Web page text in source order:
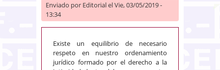
Enviado por Editorialel Vie, 03/05/2019 -
13:34
Existe un equilibrio de necesario
respeto en nuestro ordenamiento
jurídico formado por el derecho a la